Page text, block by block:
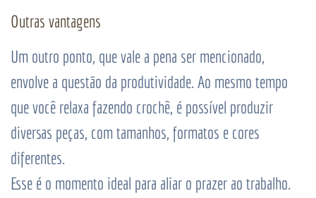
Outras vantagens
Um outro ponto, que vale a pena ser mencionado,
envolve a questão da produtividade. Ao mesmo tempo
que você relaxa fazendo crochê, é possível produzir
diversas peças, com tamanhos, formatos e cores
diferentes.
Esse é o momento ideal para aliar o prazer ao trabalho.